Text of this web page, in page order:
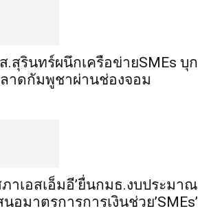
.สุรินทร์ผนึกเครือข่ายSMEs บุก
าดกัมพูชาผ่านช่องจอม
ภาเอสเอ็มอี’ยื่นกมธ.งบประมาณ
นอมาตรการการเงินช่วย’SMEs’